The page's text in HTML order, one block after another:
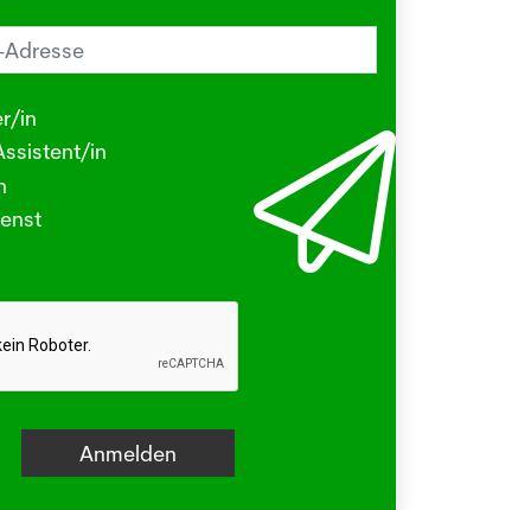
im Sommer? Schuld sein könnte
- Viele kleine Tierchen sind in den
unterwegs, die stechen
in
in